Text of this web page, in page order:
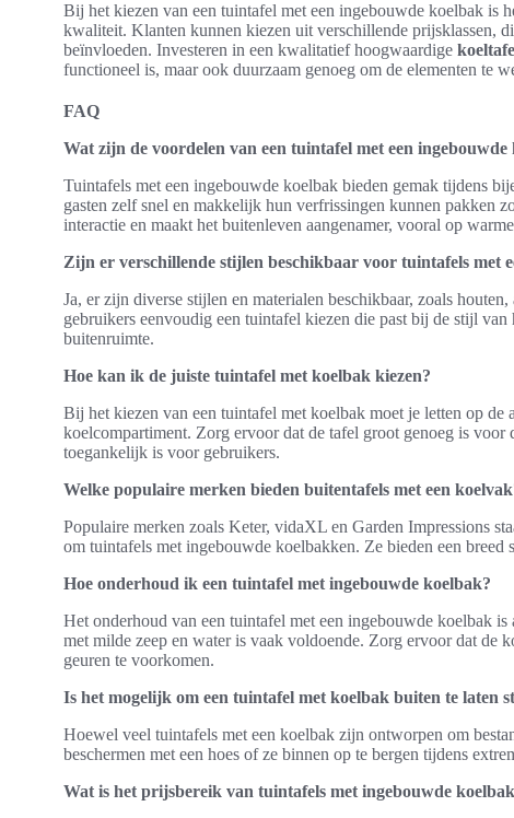
Bij het kiezen van een tuintafel met een ingebouwde koelbak is
kwaliteit. Klanten kunnen kiezen uit verschillende prijsklassen,
beïnvloeden. Investeren in een kwalitatief hoogwaardige
functioneel is, maar ook duurzaam genoeg om de elementen te
FAQ
Wat zijn de voordelen van een tuintafel met een ingebouwde
Tuintafels met een ingebouwde koelbak bieden gemak tijdens
gasten zelf snel en makkelijk hun verfrissingen kunnen pakken
interactie en maakt het buitenleven aangenamer, vooral op
Zijn er verschillende stijlen beschikbaar voor tuintafels met
Ja, er zijn diverse stijlen en materialen beschikbaar, zoals
gebruikers eenvoudig een tuintafel kiezen die past bij de stijl
buitenruimte.
Hoe kan ik de juiste tuintafel met koelbak kiezen?
Bij het kiezen van een tuintafel met koelbak moet je letten op de
koelcompartiment. Zorg ervoor dat de tafel groot genoeg is
toegankelijk is voor gebruikers.
Welke populaire merken bieden buitentafels met een
Populaire merken zoals Keter, vidaXL en Garden Impressions
om tuintafels met ingebouwde koelbakken. Ze bieden een breed
Hoe onderhoud ik een tuintafel met ingebouwde koelbak?
Het onderhoud van een tuintafel met een ingebouwde koelbak
met milde zeep en water is vaak voldoende. Zorg ervoor dat de
geuren te voorkomen.
Is het mogelijk om een tuintafel met koelbak buiten te laten
Hoewel veel tuintafels met een koelbak zijn ontworpen om
beschermen met een hoes of ze binnen op te bergen tijdens
Wat is het prijsbereik van tuintafels met ingebouwde